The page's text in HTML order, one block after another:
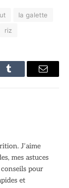
la galette
riz
Tumblr Email
J’aime
mes astuces
pour
et